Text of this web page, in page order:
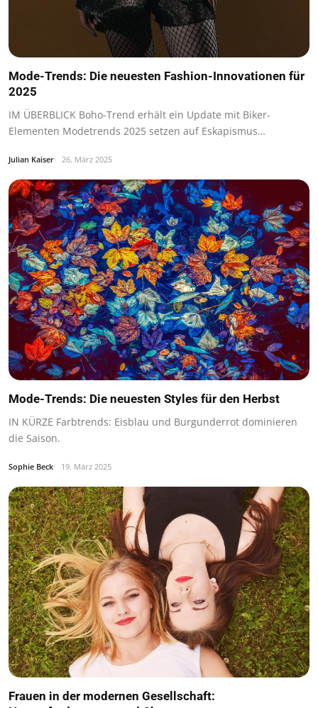
Mode-Trends: Die neuesten Fashion-Innovationen für
2025
IM ÜBERBLICK Boho-Trend erhält ein Update mit Biker-
Elementen Modetrends 2025 setzen auf Eskapismus…
Julian Kaiser 26. März 2025
Mode-Trends: Die neuesten Styles für den Herbst
IN KÜRZE Farbtrends: Eisblau und Burgunderrot dominieren
die Saison.
Sophie Beck 19. März 2025
Frauen in der modernen Gesellschaft: